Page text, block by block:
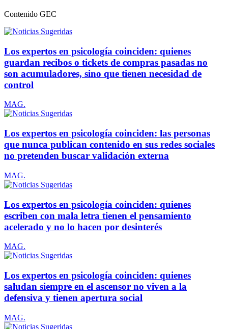
Contenido GEC
Los expertos en psicología coinciden: quienes
guardan recibos o tickets de compras pasadas no
son acumuladores, sino que tienen necesidad de
control
MAG.
Los expertos en psicología coinciden: las personas
que nunca publican contenido en sus redes sociales
no pretenden buscar validación externa
MAG.
Los expertos en psicología coinciden: quienes
escriben con mala letra tienen el pensamiento
acelerado y no lo hacen por desinterés
MAG.
Los expertos en psicología coinciden: quienes
saludan siempre en el ascensor no viven a la
defensiva y tienen apertura social
MAG.